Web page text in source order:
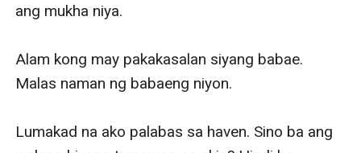
ang mukha niya.
Alam kong may pakakasalan siyang babae.
Malas naman ng babaeng niyon.
Lumakad na ako palabas sa haven. Sino ba ang